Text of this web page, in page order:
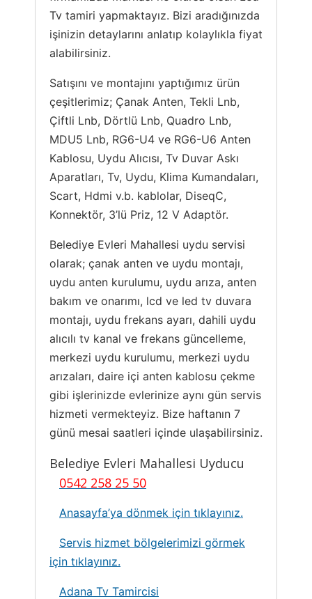
Tv tamiri yapmaktayız. Bizi aradığınızda
işinizin detaylarını anlatıp kolaylıkla fiyat
alabilirsiniz.
Satışını ve montajını yaptığımız ürün
çeşitlerimiz; Çanak Anten, Tekli Lnb,
Çiftli Lnb, Dörtlü Lnb, Quadro Lnb,
MDU5 Lnb, RG6-U4 ve RG6-U6 Anten
Kablosu, Uydu Alıcısı, Tv Duvar Askı
Aparatları, Tv, Uydu, Klima Kumandaları,
Scart, Hdmi v.b. kablolar, DiseqC,
Konnektör, 3’lü Priz, 12 V Adaptör.
Belediye Evleri Mahallesi uydu servisi
olarak; çanak anten ve uydu montajı,
uydu anten kurulumu, uydu arıza, anten
bakım ve onarımı, lcd ve led tv duvara
montajı, uydu frekans ayarı, dahili uydu
alıcılı tv kanal ve frekans güncelleme,
merkezi uydu kurulumu, merkezi uydu
arızaları, daire içi anten kablosu çekme
gibi işlerinizde evlerinize aynı gün servis
hizmeti vermekteyiz. Bize haftanın 7
günü mesai saatleri içinde ulaşabilirsiniz.
Belediye Evleri Mahallesi Uyducu
0542 258 25 50
Anasayfa’ya dönmek için tıklayınız.
Servis hizmet bölgelerimizi görmek
için tıklayınız.
Adana Tv Tamircisi